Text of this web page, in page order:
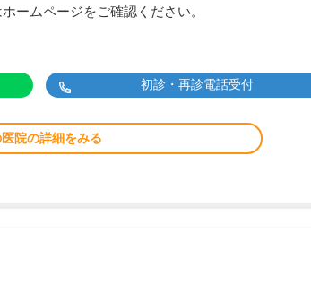
ームページをご確認ください。
初診・再診電話受付
院の詳細をみる